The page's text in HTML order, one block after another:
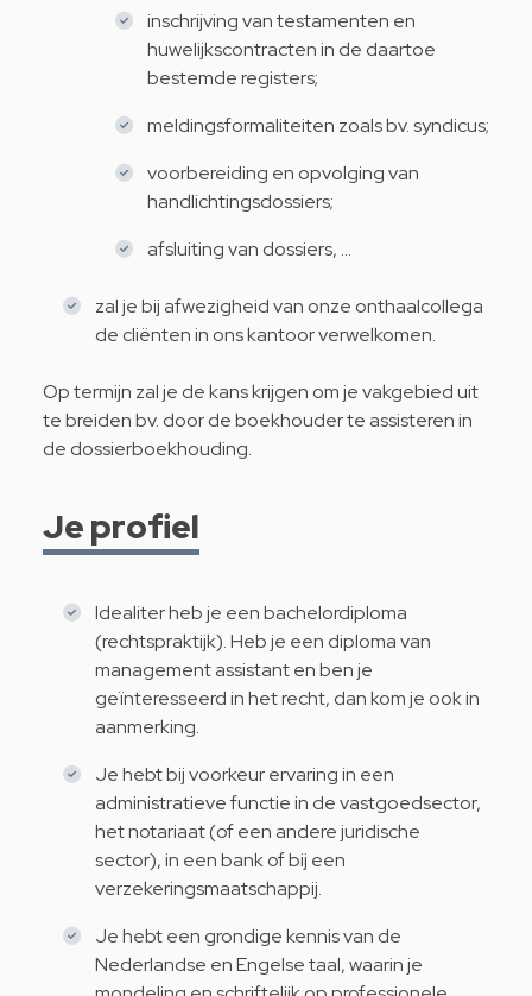
inschrijving van testamenten en
huwelijkscontracten in de daartoe
bestemde registers;
meldingsformaliteiten zoals bv. syndicus;
voorbereiding en opvolging van
handlichtingsdossiers;
afsluiting van dossiers, …
zal je bij afwezigheid van onze onthaalcollega
de cliënten in ons kantoor verwelkomen.
Op termijn zal je de kans krijgen om je vakgebied uit
te breiden bv. door de boekhouder te assisteren in
de dossierboekhouding.
Je profiel
Idealiter heb je een bachelordiploma
(rechtspraktijk). Heb je een diploma van
management assistant en ben je
geïnteresseerd in het recht, dan kom je ook in
aanmerking.
Je hebt bij voorkeur ervaring in een
administratieve functie in de vastgoedsector,
het notariaat (of een andere juridische
sector), in een bank of bij een
verzekeringsmaatschappij.
Je hebt een grondige kennis van de
Nederlandse en Engelse taal, waarin je